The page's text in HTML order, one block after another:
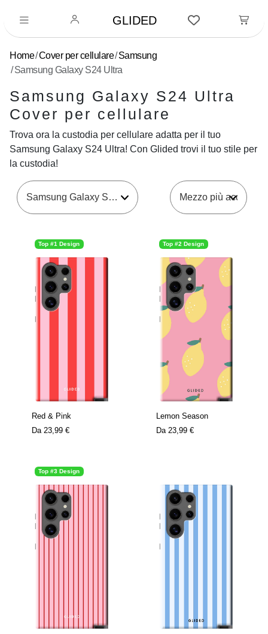
GLIDED
Home Cover per cellulare Samsung
Samsung Galaxy S24 Ultra
Samsung Galaxy S24 Ultra
Cover per cellulare
Trova ora la custodia per cellulare adatta per il tuo
Samsung Galaxy S24 Ultra! Con Glided trovi il tuo stile per
la custodia!
Samsung Galaxy S24 Ultra
Top #1 Design
Red & Pink
Da 23,99 €
Top #2 Design
Lemon Season
Da 23,99 €
Top #3 Design